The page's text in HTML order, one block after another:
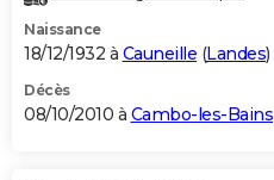
Naissance
18/12/1932 à Cauneille (Landes)
Décès
08/10/2010 à Cambo-les-Bains